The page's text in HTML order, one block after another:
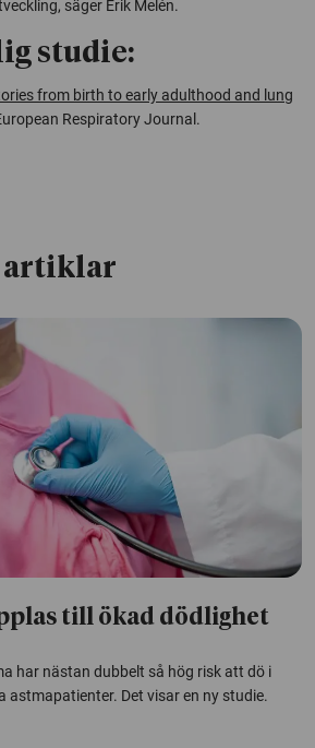
säger Erik Melén.
studie:
from birth to early adulthood and lung
Respiratory Journal.
artiklar
till ökad dödlighet
har nästan dubbelt så hög risk att dö i
Det visar en ny studie.